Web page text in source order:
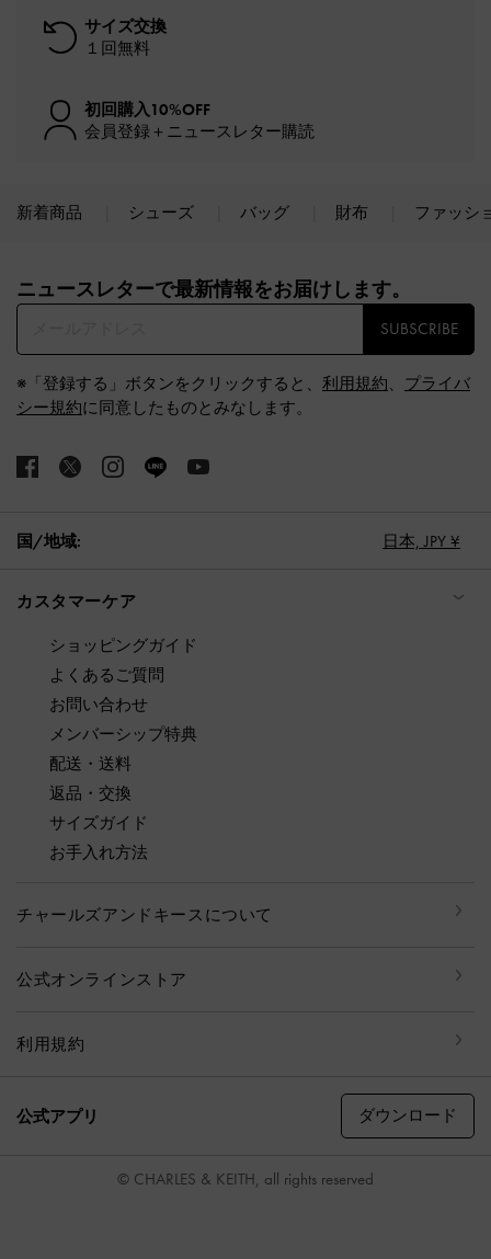
サイズ交換
１回無料
初回購入10%OFF
会員登録＋ニュースレター購読
新着商品 シューズ バッグ 財布 ファッシ
ニュースレターで最新情報をお届けします。​
SUBSCRIBE
※「登録する」ボタンをクリックすると、 利用規約、 プライバ
シー規約に同意したものとみなします。
国/地域: 日本, JPY ¥
カスタマーケア
ショッピングガイド
よくあるご質問
お問い合わせ
メンバーシップ特典
配送・送料
返品・交換
サイズガイド
お手入れ方法
チャールズアンドキースについて
公式オンラインストア
利用規約
公式アプリ ダウンロード
© CHARLES & KEITH, all rights reserved